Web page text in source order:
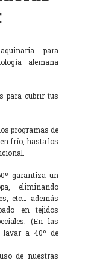
para
alemana
para cubrir tus
programas de
frío, hasta los
garantiza un
eliminando
etc… además
en tejidos
(En las
lavar a 40º de
de nuestras